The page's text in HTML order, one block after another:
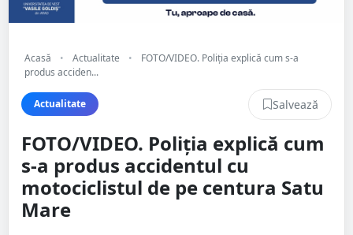
Acasă • Actualitate •
FOTO/VIDEO. Poliția explică cum s-a
produs acciden...
Actualitate Salvează
FOTO/VIDEO. Poliția explică cum
s-a produs accidentul cu
motociclistul de pe centura Satu
Mare